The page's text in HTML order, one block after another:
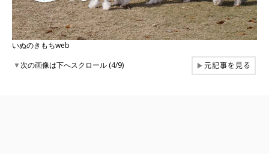
いぬのきもちweb
▼次の画像は下へスクロール (4/9) ▶元記事を見る